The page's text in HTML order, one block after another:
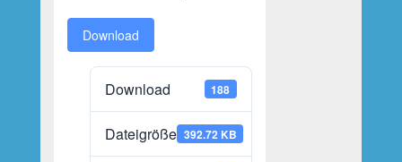
Download
Download 188
Dateigröße 392.72 KB